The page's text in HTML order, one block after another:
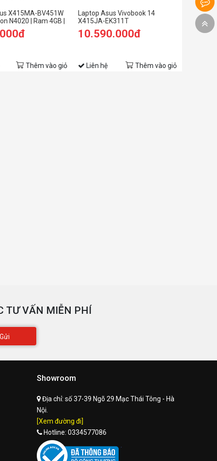
X415MA-BV451W
N4020 | Ram 4GB |
| 14&quot; HD | Win
Thêm vào giỏ
Laptop Asus Vivobook 14
X415JA-EK311T
10.590.000đ
Liên hệ Thêm vào giỏ
TƯ VẤN MIỄN PHÍ
Gửi
Showroom
Địa chỉ: số 37-39 Ngõ 29 Mạc Thái Tông - Hà
Nội.
[Xem đường đi]
Hotline: 0334577086